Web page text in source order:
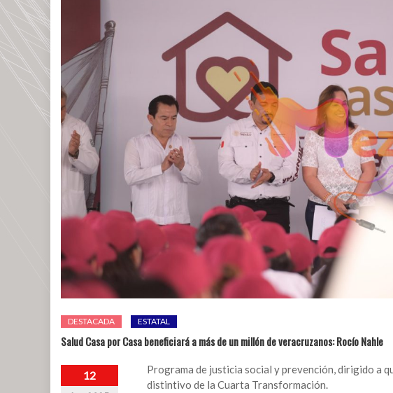
DESTACADA ESTATAL
Salud Casa por Casa beneficiará a más de un millón de veracruzanos: Rocío Nahle
12
Programa de justicia social y prevención, dirigido a
distintivo de la Cuarta Transformación.